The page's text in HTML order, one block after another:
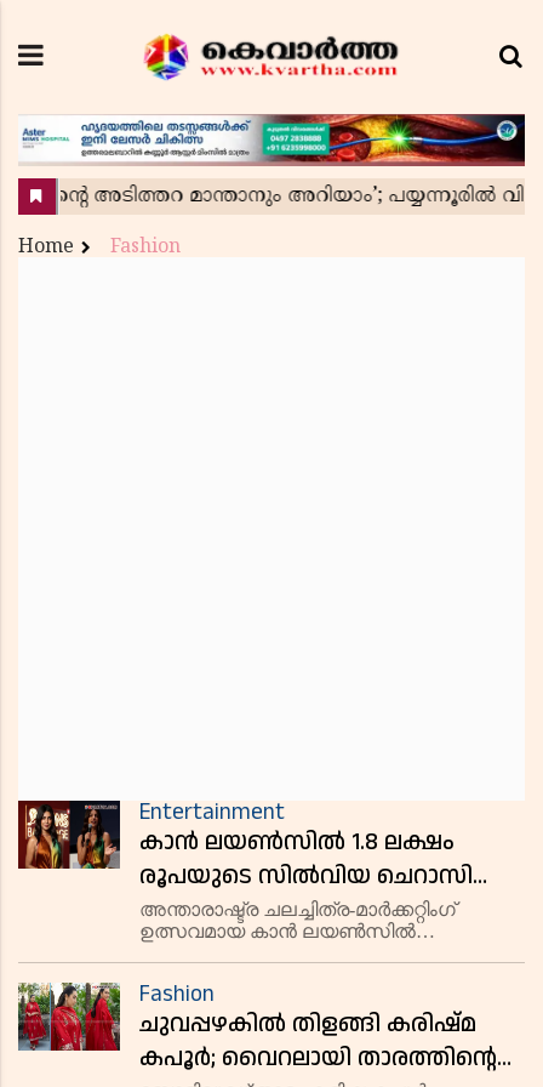
Home Fashion
Entertainment
കാൻ ലയൺസിൽ 1.8 ലക്ഷം
രൂപയുടെ സിൽവിയ ചെറാസി
വസ്ത്രത്തിൽ തിളങ്ങി പ്രിയങ്ക
ചോപ്ര; ശ്രദ്ധനേടി താരത്തിൻ്റെ
വാക്കുകൾ
അന്താരാഷ്ട്ര ചലച്ചിത്ര-മാർക്കറ്റിംഗ്
ഉത്സവമായ കാൻ ലയൺസിൽ
അഭിപ്രായങ്ങളും ശ്രദ്ധനേടുന്നു. 1.8
ലക്ഷം രൂപ വിലമതിക്കുന്ന സിൽവിയ
ചെറാസിയു
Fashion
ചുവപ്പഴകിൽ തിളങ്ങി കരിഷ്മ
കപൂർ; വൈറലായി താരത്തിന്റെ